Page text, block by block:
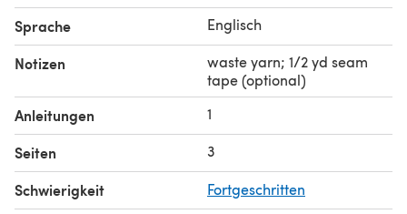
Sprache Englisch
Notizen
waste yarn; 1/2 yd seam
tape (optional)
Anleitungen 1
Seiten 3
Schwierigkeit Fortgeschritten